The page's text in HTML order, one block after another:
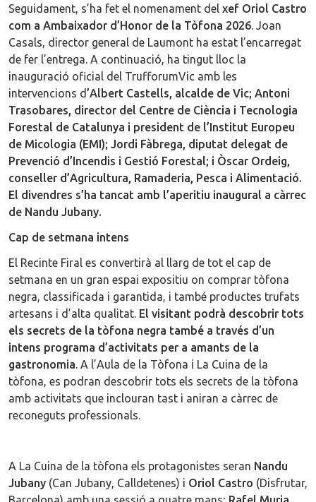
Seguidament, s’ha fet el nomenament del xef Oriol Castro
com a Ambaixador d’Honor de la Tòfona 2026. Joan
Casals, director general de Laumont ha estat l’encarregat
de fer l’entrega. A continuació, ha tingut lloc la
inauguració oficial del TrufforumVic amb les
intervencions d’Albert Castells, alcalde de Vic; Antoni
Trasobares, director del Centre de Ciència i Tecnologia
Forestal de Catalunya i president de l’Institut Europeu
de Micologia (EMI); Jordi Fàbrega, diputat delegat de
Prevenció d’Incendis i Gestió Forestal; i Òscar Ordeig,
conseller d’Agricultura, Ramaderia, Pesca i Alimentació.
El divendres s’ha tancat amb l’aperitiu inaugural a càrrec
de Nandu Jubany.
Cap de setmana intens
El Recinte Firal es convertirà al llarg de tot el cap de
setmana en un gran espai expositiu on comprar tòfona
negra, classificada i garantida, i també productes trufats
artesans i d’alta qualitat. El visitant podrà descobrir tots
els secrets de la tòfona negra també a través d’un
intens programa d’activitats per a amants de la
gastronomia. A l’Aula de la Tòfona i La Cuina de la
tòfona, es podran descobrir tots els secrets de la tòfona
amb activitats que inclouran tast i aniran a càrrec de
reconeguts professionals.
A La Cuina de la tòfona els protagonistes seran Nandu
Jubany (Can Jubany, Calldetenes) i Oriol Castro (Disfrutar,